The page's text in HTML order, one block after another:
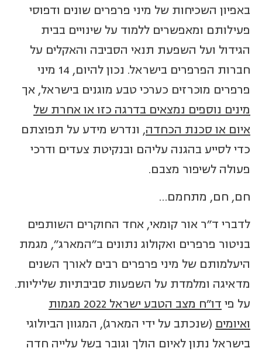
באפיון השכיחות של מיני פרפרים שונים ודפוסי
פעילותם ומאפשרים ללמוד על שינויים בבית
הגידול ועל השפעת תנאי הסביבה והאקלים על
חברות הפרפרים בישראל. נכון להיום, 14 מיני
פרפרים מוכרזים כערכי טבע מוגנים בישראל, אך
מינים נוספים נמצאים בדרגה כזו או אחרת של
איום או סכנת הכחדה, ונדרש מידע על תפוצתם
כדי לסייע בהגנה עליהם ובנקיטת צעדים ודרכי
פעולה לשיפור מצבם.
חם, חם, מתחמם…
לדברי ד"ר אור קומאי, אחד החוקרים השותפים
בניטור פרפרים ואקולוג נתונים ב"המארג", מגמת
היעלמותם של מיני פרפרים רבים לאורך השנים
מדאיגה ומלמדת על השפעות סביבתיות שליליות.
על פי
דו"ח מצב הטבע ישראל 2022 מגמות
ואיומים (שנכתב על ידי המארג), המגוון הביולוגי
בישראל נתון לאיום הולך וגובר בשל עלייה חדה